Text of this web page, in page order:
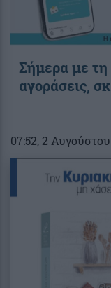
Σήμερα με τη
αγοράσεις,
07:52, 2